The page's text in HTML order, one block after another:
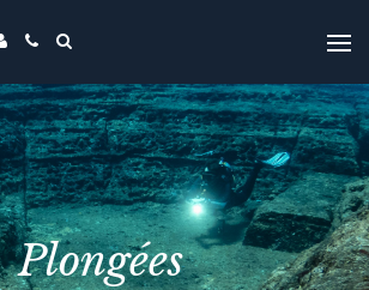
DESTINATIONS
THÉMATIQUES
PROMOS
MAG
MON ABYSS
CONTACT
Plongées